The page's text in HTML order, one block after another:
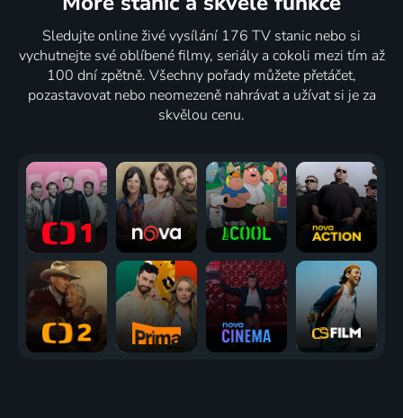
Sledujte online živé vysílání 176 TV stanic nebo si
vychutnejte své oblíbené filmy, seriály a cokoli mezi tím až
100 dní zpětně. Všechny pořady můžete přetáčet,
pozastavovat nebo neomezeně nahrávat a užívat si je za
skvělou cenu.